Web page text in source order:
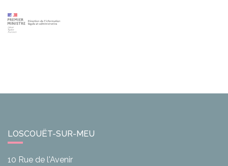
LOSCOUËT-SUR-MEU
10 Rue de l'Avenir